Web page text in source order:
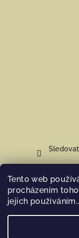
Tento web
procházením
jejich
Nákupní košík
0ks /0 Kč